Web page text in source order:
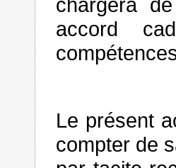
accord
Le présent
compter de